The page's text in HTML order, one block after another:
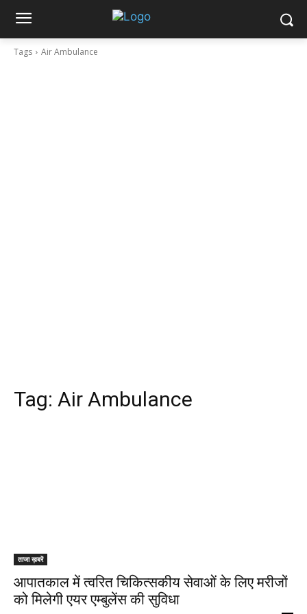
Tags Air Ambulance
Tag: Air Ambulance
ताजा ख़बरें
आपातकाल में त्वरित चिकित्सकीय सेवाओं के लिए मरीजों
को मिलेगी एयर एम्बुलेंस की सुविधा